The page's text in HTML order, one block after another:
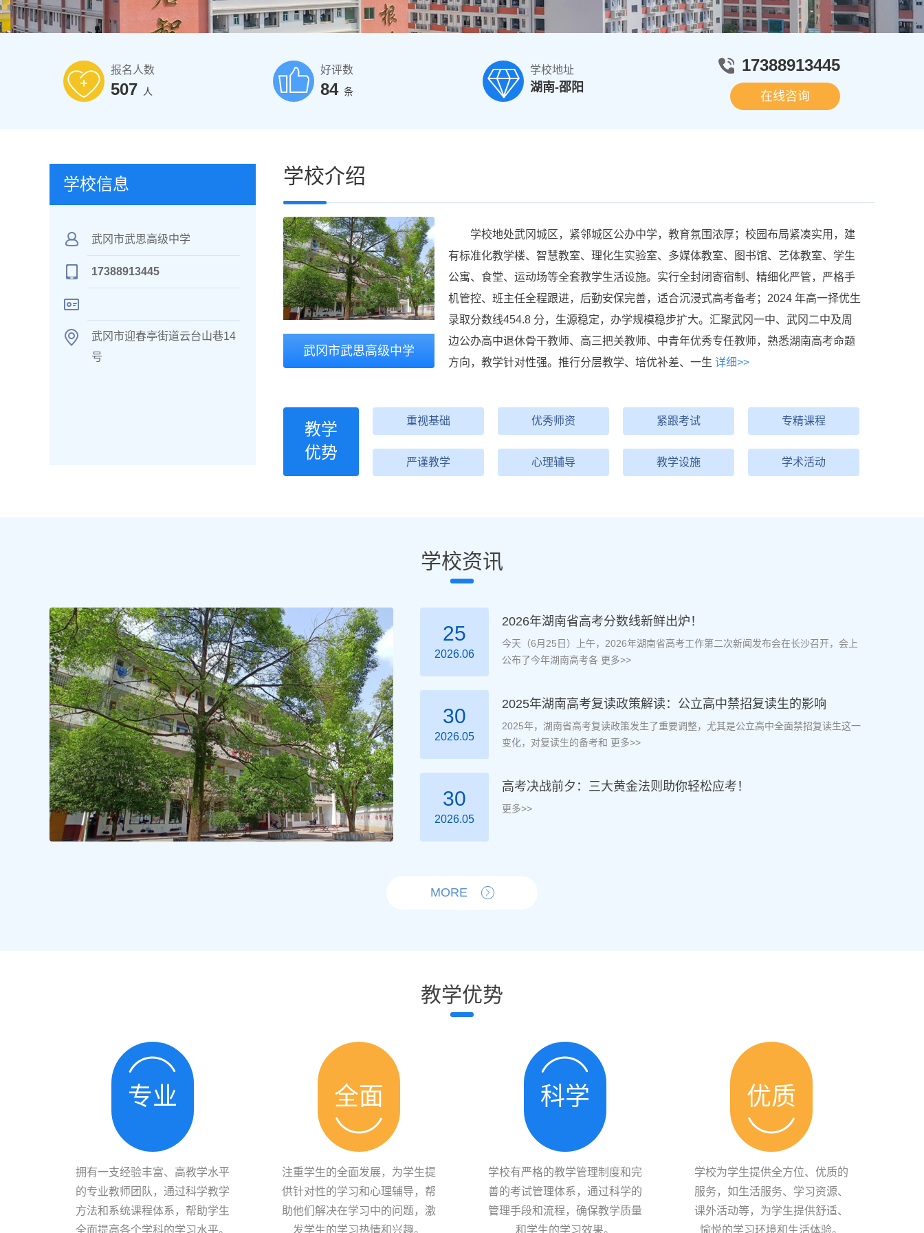
报名人数
507 人
好评数
84 条
学校地址
湖南-邵阳
17388913445
在线咨询
学校信息
武冈市武思高级中学
17388913445
武冈市迎春亭街道云台山巷14
号
学校介绍
武冈市武思高级中学
学校地处武冈城区，紧邻城区公办中学，教育氛围浓厚；校园布局紧凑实用，建
有标准化教学楼、智慧教室、理化生实验室、多媒体教室、图书馆、艺体教室、学生
公寓、食堂、运动场等全套教学生活设施。实行全封闭寄宿制、精细化严管，严格手
机管控、班主任全程跟进，后勤安保完善，适合沉浸式高考备考；2024 年高一择优生
录取分数线454.8 分，生源稳定，办学规模稳步扩大。汇聚武冈一中、武冈二中及周
边公办高中退休骨干教师、高三把关教师、中青年优秀专任教师，熟悉湖南高考命题
方向，教学针对性强。推行分层教学、培优补差、一生 详细>>
教学
优势
重视基础 优秀师资 紧跟考试 专精课程
严谨教学 心理辅导 教学设施 学术活动
学校资讯
25
2026.06
2026年湖南省高考分数线新鲜出炉！
今天（6月25日）上午，2026年湖南省高考工作第二次新闻发布会在长沙召开，会上
公布了今年湖南高考各 更多>>
30
2026.05
2025年湖南高考复读政策解读：公立高中禁招复读生的影响
2025年，湖南省高考复读政策发生了重要调整，尤其是公立高中全面禁招复读生这一
变化，对复读生的备考和 更多>>
30
2026.05
高考决战前夕：三大黄金法则助你轻松应考！
更多>>
MORE
教学优势
专业
拥有一支经验丰富、高教学水平
的专业教师团队，通过科学教学
方法和系统课程体系，帮助学生
全面提高各个学科的学习水平。
全面
注重学生的全面发展，为学生提
供针对性的学习和心理辅导，帮
助他们解决在学习中的问题，激
发学生的学习热情和兴趣。
科学
学校有严格的教学管理制度和完
善的考试管理体系，通过科学的
管理手段和流程，确保教学质量
和学生的学习效果。
优质
学校为学生提供全方位、优质的
服务，如生活服务、学习资源、
课外活动等，为学生提供舒适、
愉悦的学习环境和生活体验。